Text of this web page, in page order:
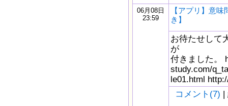
06月08日
23:59
【アプリ】意
き】
お待たせして
が
付きました。
study.com/
le01.html
コメント(7) |